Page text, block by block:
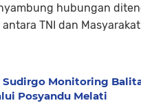
hubungan
TNI dan
Sudirgo Monitoring
Posyandu Melati